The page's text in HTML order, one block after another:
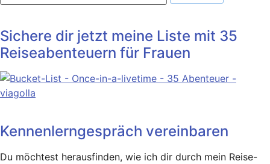
Sichere dir jetzt meine Liste mit 35
Reiseabenteuern für Frauen
Kennenlerngespräch vereinbaren
Du möchtest herausfinden, wie ich dir durch mein Reise-